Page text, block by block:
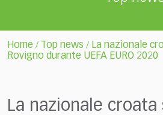
Home / Top news / La nazionale
Rovigno durante UEFA EURO 2020
La nazionale